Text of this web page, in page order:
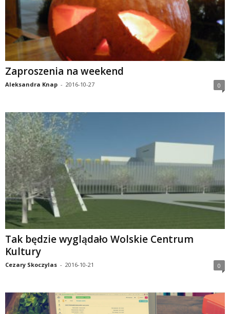
Zaproszenia na weekend
Aleksandra Knap - 2016-10-27 0
Tak będzie wyglądało Wolskie Centrum
Kultury
Cezary Skoczylas - 2016-10-21 0